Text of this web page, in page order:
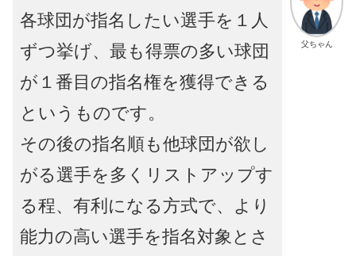
父ちゃん
各球団が指名したい選手を１人
ずつ挙げ、最も得票の多い球団
が１番目の指名権を獲得できる
というものです。
その後の指名順も他球団が欲し
がる選手を多くリストアップす
る程、有利になる方式で、より
能力の高い選手を指名対象とさ